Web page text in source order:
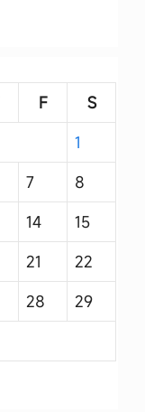
F
S
1
7
8
14
15
21
22
28
29